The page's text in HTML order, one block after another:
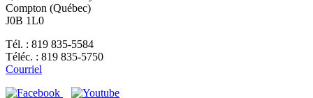
Compton (Québec)
J0B 1L0
Tél. : 819 835-5584
Téléc. : 819 835-5750
Courriel